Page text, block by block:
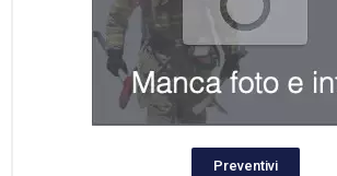
Preventivi